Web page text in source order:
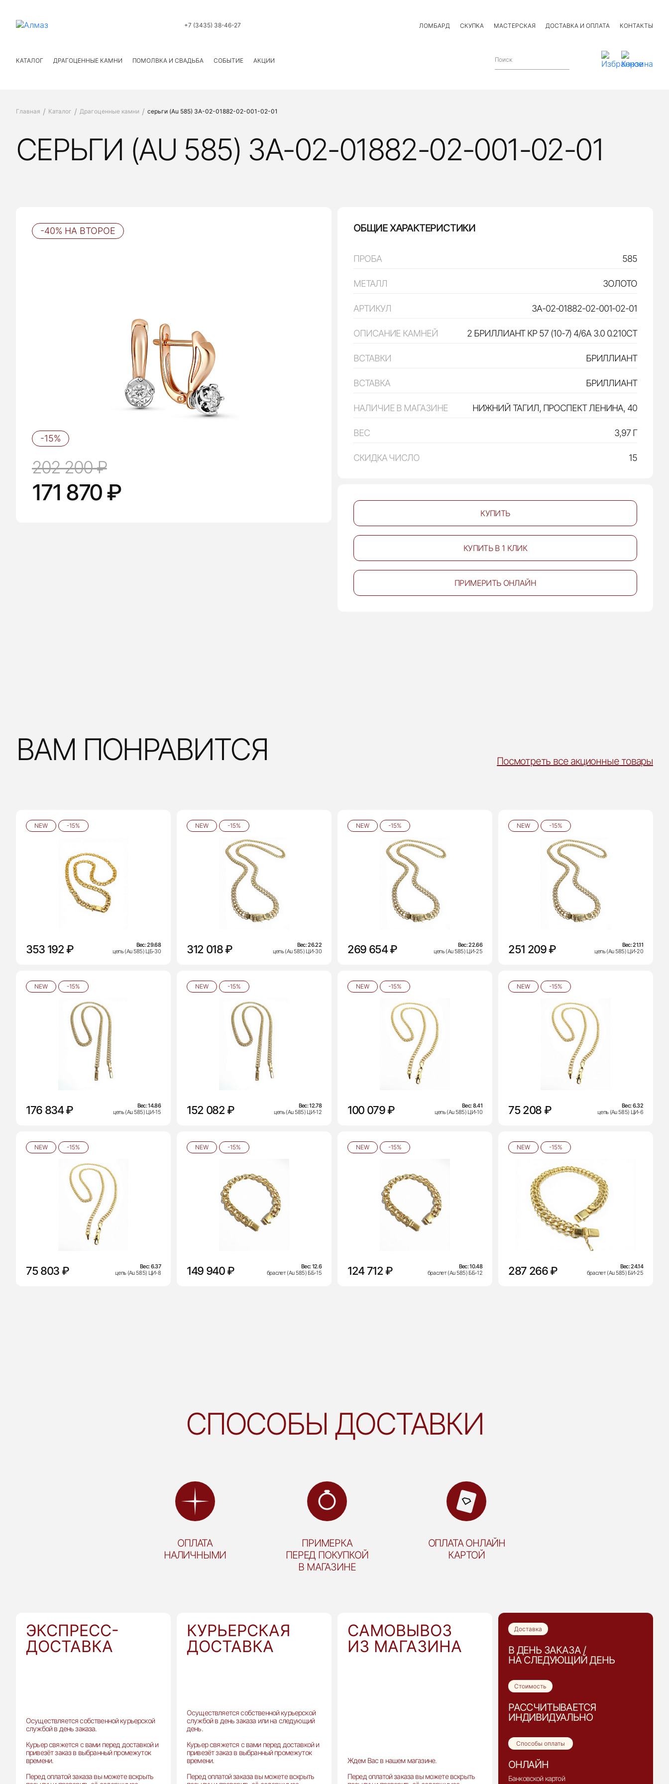
+7 (3435) 38-46-27 ЛОМБАРД СКУПКА МАСТЕРСКАЯ ДОСТАВКА И ОПЛАТА КОНТАКТЫ
КАТАЛОГ ДРАГОЦЕННЫЕ КАМНИ ПОМОЛВКА И СВАДЬБА СОБЫТИЕ АКЦИИ
Главная Каталог Драгоценные камни серьги (Au 585) ЗА-02-01882-02-001-02-01
СЕРЬГИ (AU 585) ЗА-02-01882-02-001-02-01
-40% НА ВТОРОЕ
202 200 ₽
-15%
171 870 ₽
ОБЩИЕ ХАРАКТЕРИСТИКИ
ПРОБА 585
МЕТАЛЛ ЗОЛОТО
АРТИКУЛ ЗА-02-01882-02-001-02-01
ОПИСАНИЕ КАМНЕЙ 2 БРИЛЛИАНТ КР 57 (10-7) 4/6А 3.0 0.210CT
ВСТАВКИ БРИЛЛИАНТ
ВСТАВКА БРИЛЛИАНТ
НАЛИЧИЕ В МАГАЗИНЕ НИЖНИЙ ТАГИЛ, ПРОСПЕКТ ЛЕНИНА, 40
ВЕС 3,97 Г
СКИДКА ЧИСЛО 15
КУПИТЬ
КУПИТЬ В 1 КЛИК
ПРИМЕРИТЬ ОНЛАЙН
ВАМ ПОНРАВИТСЯ Посмотреть все акционные товары
NEW -15%
353 192 ₽ Вес:29.68
цепь (Au 585) ЦБ-30
NEW -15%
312 018 ₽ Вес:26.22
цепь (Au 585) ЦИ-30
NEW -15%
269 654 ₽ Вес:22.66
цепь (Au 585) ЦИ-25
NEW -15%
251 209 ₽ Вес:21.11
цепь (Au 585) ЦИ-20
NEW -15%
176 834 ₽ Вес:14.86
цепь (Au 585) ЦИ-15
NEW -15%
152 082 ₽ Вес:12.78
цепь (Au 585) ЦИ-12
NEW -15%
100 079 ₽ Вес:8.41
цепь (Au 585) ЦИ-10
NEW -15%
75 208 ₽ Вес:6.32
цепь (Au 585) ЦИ-6
NEW -15%
75 803 ₽ Вес:6.37
цепь (Au 585) ЦИ-8
NEW -15%
149 940 ₽ Вес:12.6
браслет (Au 585) ББ-15
NEW -15%
124 712 ₽ Вес:10.48
браслет (Au 585) ББ-12
NEW -15%
287 266 ₽ Вес:24.14
браслет (Au 585) БИ-25
СПОСОБЫ ДОСТАВКИ
ОПЛАТА
НАЛИЧНЫМИ
ПРИМЕРКА
ПЕРЕД ПОКУПКОЙ
В МАГАЗИНЕ
ОПЛАТА ОНЛАЙН
КАРТОЙ
ЭКСПРЕСС-
ДОСТАВКА
Осуществляется собственной курьерской
службой в день заказа.
Курьер свяжется с вами перед доставкой и
привезёт заказ в выбранный промежуток
времени.
Перед оплатой заказа вы можете вскрыть
КУРЬЕРСКАЯ
ДОСТАВКА
Осуществляется собственной курьерской
службой в день заказа или на следующий
день.
Курьер свяжется с вами перед доставкой и
привезёт заказ в выбранный промежуток
времени.
Перед оплатой заказа вы можете вскрыть
САМОВЫВОЗ
ИЗ МАГАЗИНА
Ждем Вас в нашем магазине.
Перед оплатой заказа вы можете вскрыть
Доставка
В ДЕНЬ ЗАКАЗА /
НА СЛЕДУЮЩИЙ ДЕНЬ
Стоимость
РАССЧИТЫВАЕТСЯ
ИНДИВИДУАЛЬНО
Способы оплаты
ОНЛАЙН
Банковской картой